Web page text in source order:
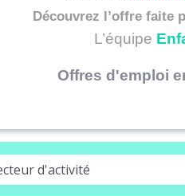
Découvrez l’offre faite
L’équipe
Offres d'emploi
d'activité